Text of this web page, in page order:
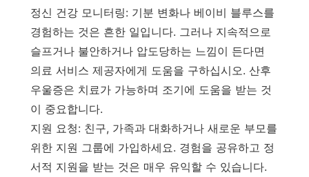
정신 건강 모니터링: 기분 변화나 베이비 블루스를
경험하는 것은 흔한 일입니다. 그러나 지속적으로
슬프거나 불안하거나 압도당하는 느낌이 든다면
의료 서비스 제공자에게 도움을 구하십시오. 산후
우울증은 치료가 가능하며 조기에 도움을 받는 것
이 중요합니다.
지원 요청: 친구, 가족과 대화하거나 새로운 부모를
위한 지원 그룹에 가입하세요. 경험을 공유하고 정
서적 지원을 받는 것은 매우 유익할 수 있습니다.